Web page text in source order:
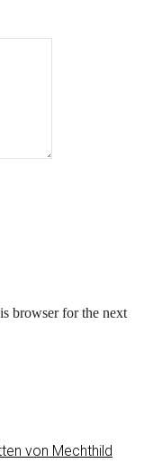
browser for the next
von Mechthild